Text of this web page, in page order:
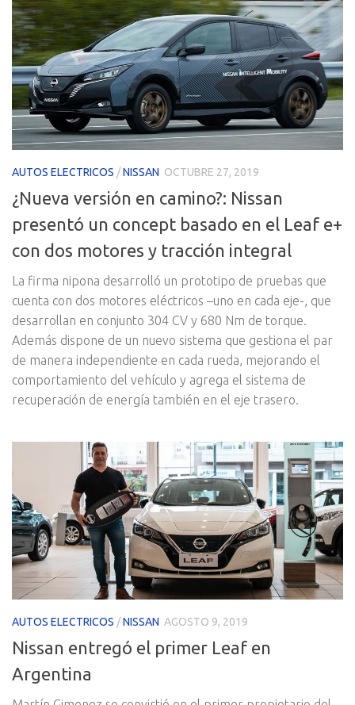
AUTOS ELECTRICOS /NISSAN OCTUBRE 27, 2019
¿Nueva versión en camino?: Nissan
presentó un concept basado en el Leaf e+
con dos motores y tracción integral
La firma nipona desarrolló un prototipo de pruebas que
cuenta con dos motores eléctricos –uno en cada eje-, que
desarrollan en conjunto 304 CV y 680 Nm de torque.
Además dispone de un nuevo sistema que gestiona el par
de manera independiente en cada rueda, mejorando el
comportamiento del vehículo y agrega el sistema de
recuperación de energía también en el eje trasero.
AUTOS ELECTRICOS /NISSAN AGOSTO 9, 2019
Nissan entregó el primer Leaf en
Argentina